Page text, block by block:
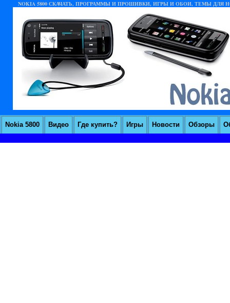
NOKIA 5800 СКАЧАТЬ, ПРОГРАММЫ И ПРОШИВКИ, ИГРЫ И ОБОИ, ТЕМЫ ДЛЯ
Nokia 5800 Видео Где купить? Игры Новости Обзоры